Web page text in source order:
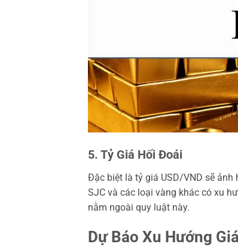
5. Tỷ Giá Hối Đoái
Đặc biệt là tỷ giá USD/VND sẽ ảnh
SJC và các loại vàng khác có xu
nằm ngoài quy luật này.
Dự Báo Xu Hướng